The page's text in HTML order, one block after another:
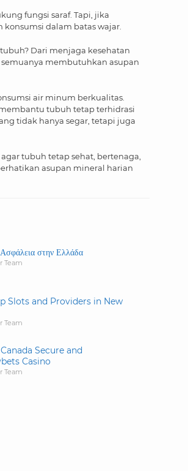
fungsi saraf. Tapi, jika
dalam batas wajar.
Dari menjaga kesehatan
membutuhkan asupan
air minum berkualitas.
tubuh tetap terhidrasi
tidak hanya segar, tetapi juga
tubuh tetap sehat, bertenaga,
asupan mineral harian
στην Ελλάδα
Team
Slots and Providers in New
Team
Secure and
Casino
Team